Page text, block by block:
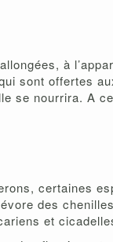
à
sont offertes
se nourrira. A
certaines
des
et